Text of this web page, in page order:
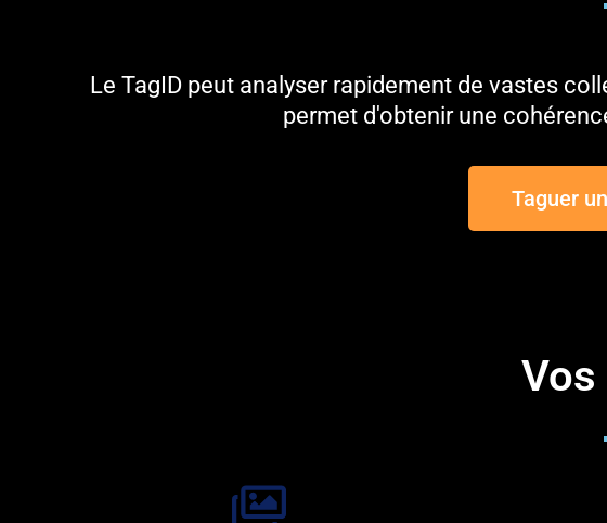
Le TagID peut analyser rapidement de vastes
permet d'obtenir une
Taguer
Vos